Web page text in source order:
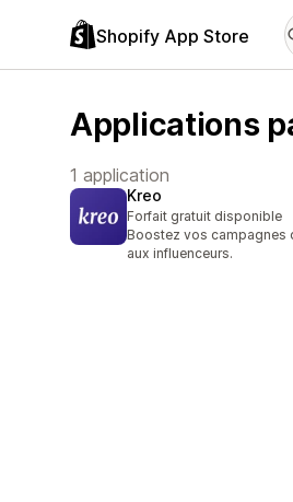
Shopify App Store
Applications
1 application
Kreo
Forfait gratuit disponible
Boostez vos campagnes
aux influenceurs.